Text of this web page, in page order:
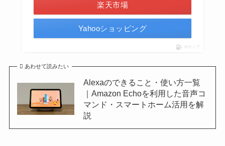
楽天市場
Yahooショッピング
ポチップ
あわせて読みたい
Alexaのできること・使い方一覧
｜Amazon Echoを利用した音声コ
マンド・スマートホーム活用を解
説